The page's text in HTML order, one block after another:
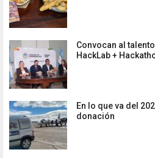
Convocan al
HackLab +
En lo que va del
donación